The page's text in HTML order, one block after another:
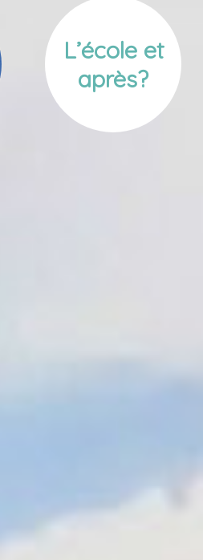
L’école et
après?